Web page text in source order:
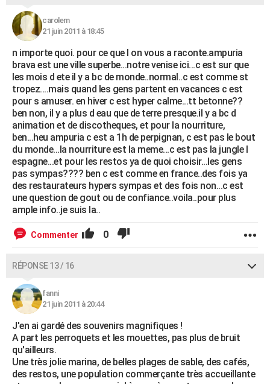
carolem
21 juin 2011 à 18:45
n importe quoi. pour ce que l on vous a raconte.ampuria
brava est une ville superbe...notre venise ici...c est sur que
les mois d ete il y a bc de monde..normal..c est comme st
tropez....mais quand les gens partent en vacances c est
pour s amuser. en hiver c est hyper calme...tt betonne??
ben non, il y a plus d eau que de terre presque.il y a bc d
animation et de discotheques, et pour la nourriture,
ben...heu ampuria c est a 1h de perpignan, c est pas le bout
du monde...la nourriture est la meme...c est pas la jungle l
espagne...et pour les restos ya de quoi choisir...les gens
pas sympas???? ben c est comme en france..des fois ya
des restaurateurs hypers sympas et des fois non...c est
une question de gout ou de confiance..voila..pour plus
ample info..je suis la..
Commenter 0
RÉPONSE 13 / 16
fanni
21 juin 2011 à 20:44
J'en ai gardé des souvenirs magnifiques !
A part les perroquets et les mouettes, pas plus de bruit
qu'ailleurs.
Une très jolie marina, de belles plages de sable, des cafés,
des restos, une population commerçante très accueillante